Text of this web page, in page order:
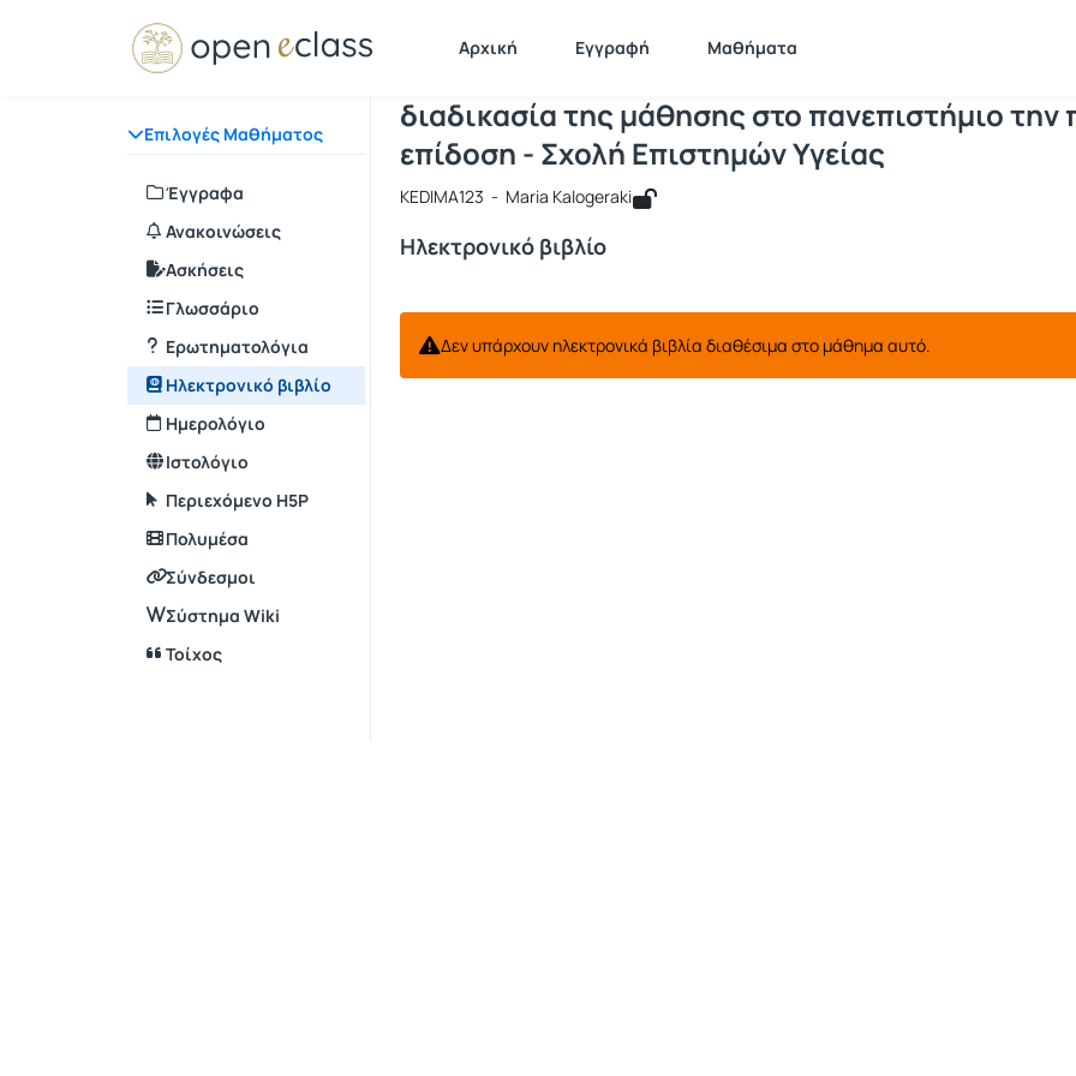
Αρχική Εγγραφή Μαθήματα
Επιλογές Μαθήματος
Έγγραφα
Ανακοινώσεις
Ασκήσεις
Γλωσσάριο
Ερωτηματολόγια
Ηλεκτρονικό βιβλίο
Ημερολόγιο
Ιστολόγιο
Περιεχόμενο H5P
Πολυμέσα
Σύνδεσμοι
Σύστημα Wiki
Τοίχος
Μάθημα : (ΣΕΥΠ) - Σεμινάριο που απευθύνεται
Κωδικός : KEDIMA123
διαδικασία της μάθησης στο πανεπιστήμιο την
επίδοση - Σχολή Επιστημών Υγείας
KEDIMA123 - Maria Kalogeraki
Ηλεκτρονικό βιβλίο
Δεν υπάρχουν ηλεκτρονικά βιβλία διαθέσιμα στο μάθημα αυτό.